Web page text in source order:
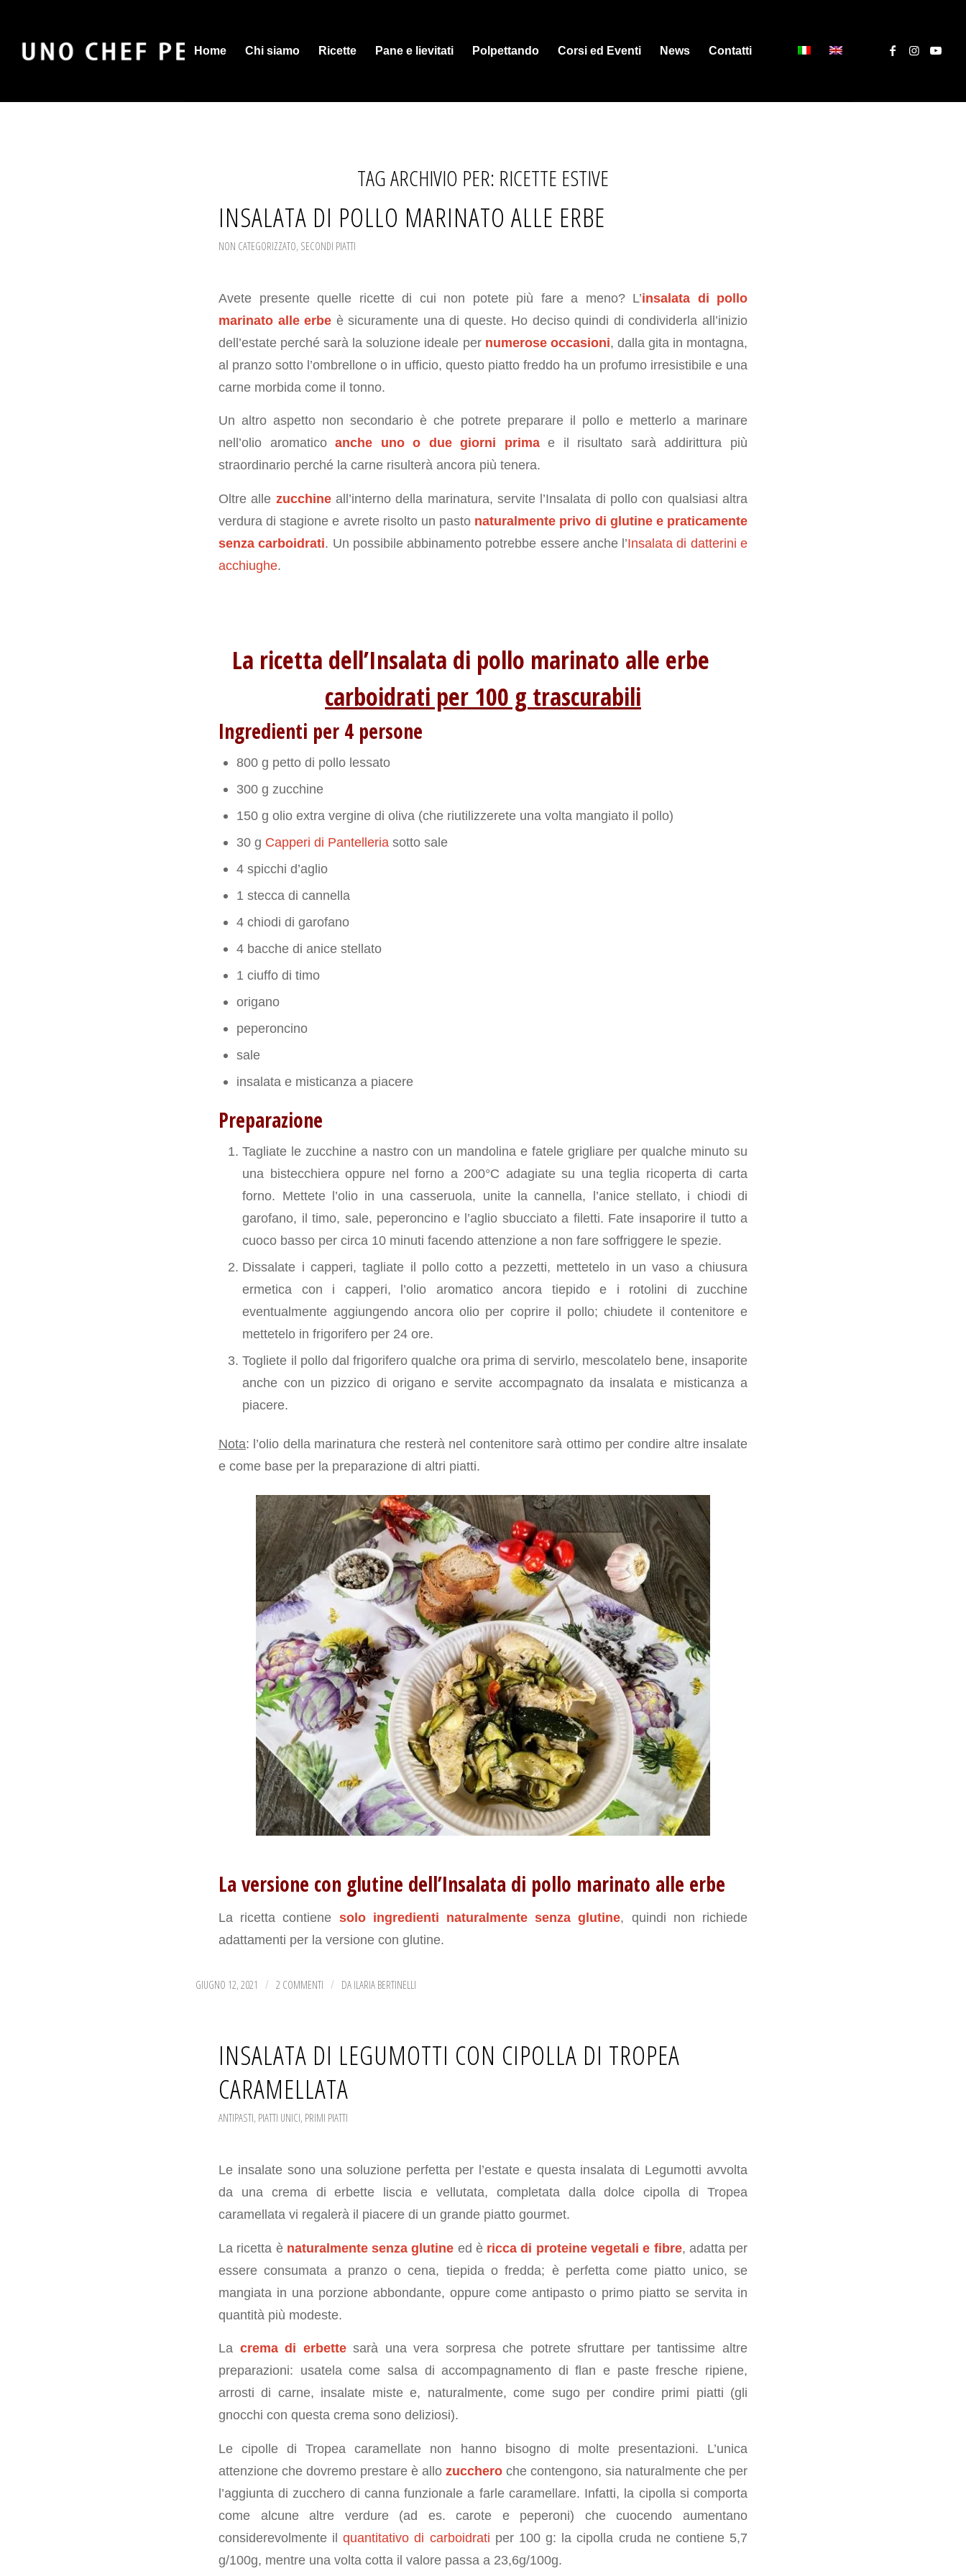
Home Chi siamo Ricette Pane e lievitati Polpettando Corsi ed Eventi News Contatti
TAG ARCHIVIO PER: RICETTE ESTIVE
INSALATA DI POLLO MARINATO ALLE ERBE
NON CATEGORIZZATO, SECONDI PIATTI
Avete presente quelle ricette di cui non potete più fare a meno? L’insalata di pollo
marinato alle erbe è sicuramente una di queste. Ho deciso quindi di condividerla all’inizio
dell’estate perché sarà la soluzione ideale per numerose occasioni, dalla gita in montagna,
al pranzo sotto l’ombrellone o in ufficio, questo piatto freddo ha un profumo irresistibile e una
carne morbida come il tonno.
Un altro aspetto non secondario è che potrete preparare il pollo e metterlo a marinare
nell’olio aromaticoanche uno o due giorni primae il risultato sarà addirittura più
straordinario perché la carne risulterà ancora più tenera.
Oltre alle zucchineall’interno della marinatura, servite l’Insalata di pollo con qualsiasi altra
verdura di stagione e avrete risolto un pasto naturalmente privo di glutine e praticamente
senza carboidrati. Un possibile abbinamento potrebbe essere anche l’Insalata di datterini e
acchiughe.
La ricetta dell’Insalata di pollo marinato alle erbe
carboidrati per 100 g trascurabili
Ingredienti per 4 persone
800 g petto di pollo lessato
300 g zucchine
150 g olio extra vergine di oliva (che riutilizzerete una volta mangiato il pollo)
30 g Capperi di Pantelleria sotto sale
4 spicchi d’aglio
1 stecca di cannella
4 chiodi di garofano
4 bacche di anice stellato
1 ciuffo di timo
origano
peperoncino
sale
insalata e misticanza a piacere
Preparazione
Tagliate le zucchine a nastro con un mandolina e fatele grigliare per qualche minuto su
una bistecchiera oppure nel forno a 200°C adagiate su una teglia ricoperta di carta
forno. Mettete l’olio in una casseruola, unite la cannella, l’anice stellato, i chiodi di
garofano, il timo, sale, peperoncino e l’aglio sbucciato a filetti. Fate insaporire il tutto a
cuoco basso per circa 10 minuti facendo attenzione a non fare soffriggere le spezie.
Dissalate i capperi, tagliate il pollo cotto a pezzetti, mettetelo in un vaso a chiusura
ermetica con i capperi, l’olio aromatico ancora tiepido e i rotolini di zucchine
eventualmente aggiungendo ancora olio per coprire il pollo; chiudete il contenitore e
mettetelo in frigorifero per 24 ore.
Togliete il pollo dal frigorifero qualche ora prima di servirlo, mescolatelo bene, insaporite
anche con un pizzico di origano e servite accompagnato da insalata e misticanza a
piacere.
Nota: l’olio della marinatura che resterà nel contenitore sarà ottimo per condire altre insalate
e come base per la preparazione di altri piatti.
La versione con glutine dell’Insalata di pollo marinato alle erbe
La ricetta contiene solo ingredienti naturalmente senza glutine, quindi non richiede
adattamenti per la versione con glutine.
GIUGNO 12, 2021 / 2 COMMENTI / DA ILARIA BERTINELLI
INSALATA DI LEGUMOTTI CON CIPOLLA DI TROPEA
CARAMELLATA
ANTIPASTI, PIATTI UNICI, PRIMI PIATTI
Le insalate sono una soluzione perfetta per l’estate e questa insalata di Legumotti avvolta
da una crema di erbette liscia e vellutata, completata dalla dolce cipolla di Tropea
caramellata vi regalerà il piacere di un grande piatto gourmet.
La ricetta è naturalmente senza glutine ed è ricca di proteine vegetali e fibre, adatta per
essere consumata a pranzo o cena, tiepida o fredda; è perfetta come piatto unico, se
mangiata in una porzione abbondante, oppure come antipasto o primo piatto se servita in
quantità più modeste.
La crema di erbettesarà una vera sorpresa che potrete sfruttare per tantissime altre
preparazioni: usatela come salsa di accompagnamento di flan e paste fresche ripiene,
arrosti di carne, insalate miste e, naturalmente, come sugo per condire primi piatti (gli
gnocchi con questa crema sono deliziosi).
Le cipolle di Tropea caramellate non hanno bisogno di molte presentazioni. L’unica
attenzione che dovremo prestare è allo zucchero che contengono, sia naturalmente che per
l’aggiunta di zucchero di canna funzionale a farle caramellare. Infatti, la cipolla si comporta
come alcune altre verdure (ad es. carote e peperoni) che cuocendo aumentano
considerevolmente ilquantitativo di carboidrati per 100 g: la cipolla cruda ne contiene 5,7
g/100g, mentre una volta cotta il valore passa a 23,6g/100g.